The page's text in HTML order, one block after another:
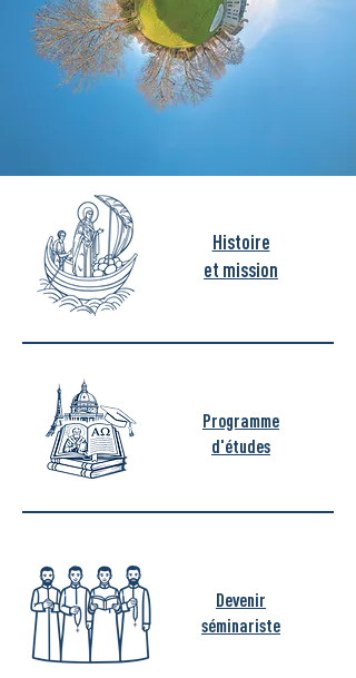
Histoire
et mission
Programme
d'études
Devenir
séminariste